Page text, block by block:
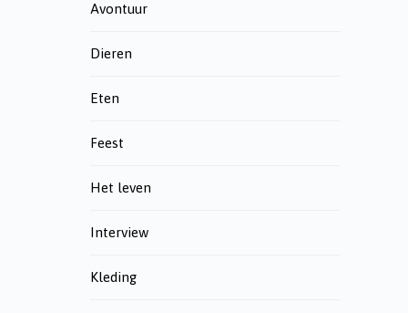
Avontuur
Dieren
Eten
Feest
Het leven
Interview
Kleding